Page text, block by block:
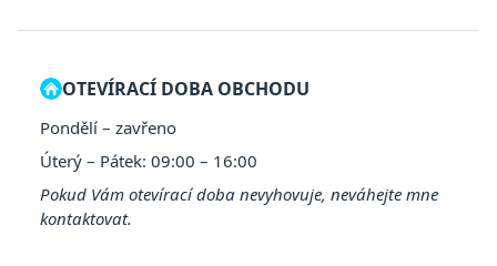
OTEVÍRACÍ DOBA OBCHODU
Pondělí – zavřeno
Úterý – Pátek: 09:00 – 16:00
Pokud Vám otevírací doba nevyhovuje, neváhejte mne
kontaktovat.